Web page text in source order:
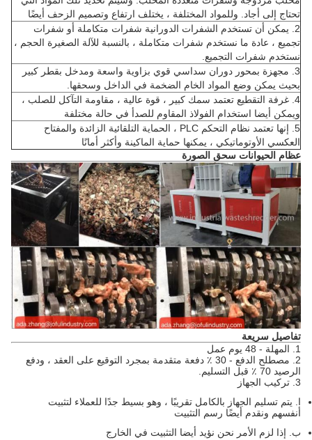
تحتاج إلى أجاد.
وللمواد المختلفة ، يختلف ارتفاع وتصميم الزحف أيضًا
2. يمكن أن تستخدم الشفرات الدورانية شفرات متكاملة أو شفرات
تجميع ، عادة ما نستخدم شفرات متكاملة ، بالنسبة للآلة الصغيرة الحجم ،
نستخدم شفرات التجميع.
3. مجهزة بمحور دوران سداسي قوي بزاوية واسعة ومدخل بقطر كبير
بحيث يمكن وضع المواد الخام الضخمة في الداخل وسحقها.
4. غرفة التقطيع تعتمد سمك كبير ، قوة عالية ، مقاومة التآكل للصلب ،
ويمكن أيضا استخدام الفولاذ المقاوم للصدأ في حالة مختلفة
5. إنها تعتمد نظام التحكم PLC ، الحماية التلقائية الزائدة والمفتاح
العكسي الأوتوماتيكي ، يمكنها حماية الماكينة وأكثر أمانًا
عظام الحيوانات سحق الصورة
تفاصيل سريعة
1. المهلة - 48 يوم عمل
2. مصطلح الدفع - 30 ٪ دفعة متقدمة بمجرد التوقيع على العقد ، ودفع
الرصيد 70 ٪ قبل التسليم.
3. تركيب الجهاز
ا.
يتم تسليم الجهاز بالكامل تقريبًا ، وهو بسيط جدًا للعملاء لتثبيت
أنفسهم ونقدم أيضًا رسم التثبيت
ب.
إذا لزم الأمر نحن نؤيد أيضا التثبيت في الخارج